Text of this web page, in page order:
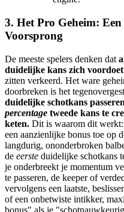
3. Het Pro Geheim:
Voorsprong
De meeste spelers denken dat
duidelijke kans zich voordoet
zitten verkeerd. Het ware
doorbreken is het
duidelijke schotkans
percentage tweede kans te
keten. Dit is waarom dit werkt:
een aanzienlijke bonus toe op
langdurig, ononderbroken
de eerste duidelijke schotkans
je onderbreekt je momentum
te passeren, de keeper of
vervolgens een laatste,
of een onbetwiste intikker,
bonus" als je